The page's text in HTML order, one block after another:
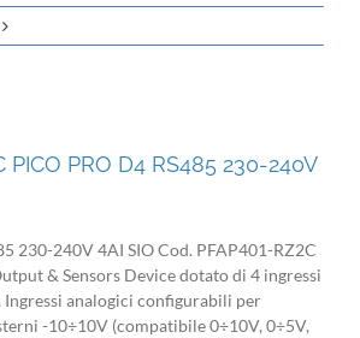
PICO PRO D4 RS485 230-240V
230-240V 4AI SIO Cod. PFAP401-RZ2C
& Sensors Device dotato di 4 ingressi
Ingressi analogici configurabili per
-10÷10V (compatibile 0÷10V, 0÷5V,